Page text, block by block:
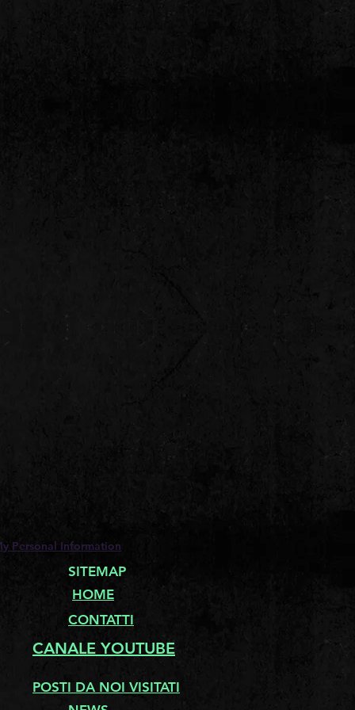
Personal Information
SITEMAP
HOME
CONTATTI
CANALE YOUTUBE
POSTI DA NOI VISITATI